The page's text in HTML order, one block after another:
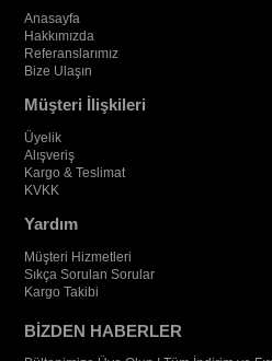
Anasayfa
Hakkımızda
Referanslarımız
Bize Ulaşın
Müşteri İlişkileri
Üyelik
Alışveriş
Kargo & Teslimat
KVKK
Yardım
Müşteri Hizmetleri
Sıkça Sorulan Sorular
Kargo Takibi
BİZDEN HABERLER